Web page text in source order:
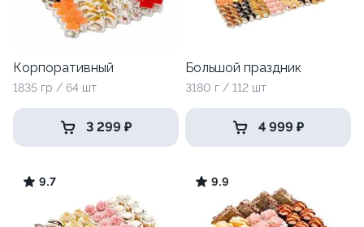
Корпоративный
1835 гр / 64 шт
3 299 ₽
Большой праздник
3180 г / 112 шт
4 999 ₽
9.7 9.9